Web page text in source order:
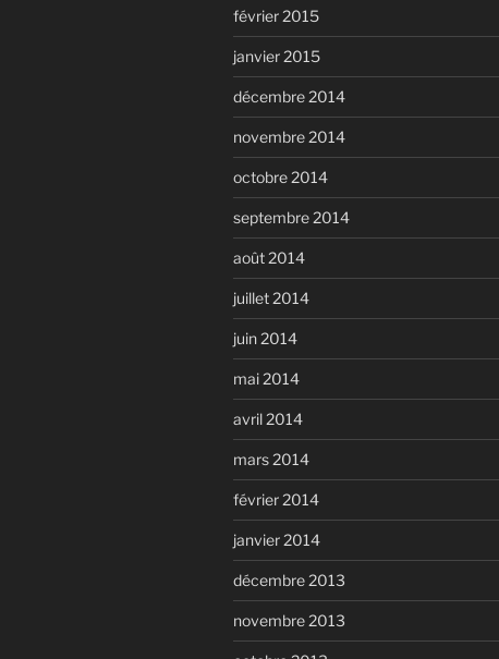
février 2015
janvier 2015
décembre 2014
novembre 2014
octobre 2014
septembre 2014
août 2014
juillet 2014
juin 2014
mai 2014
avril 2014
mars 2014
février 2014
janvier 2014
décembre 2013
novembre 2013